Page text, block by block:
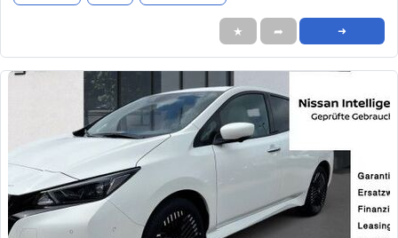
★ ➦ ➜